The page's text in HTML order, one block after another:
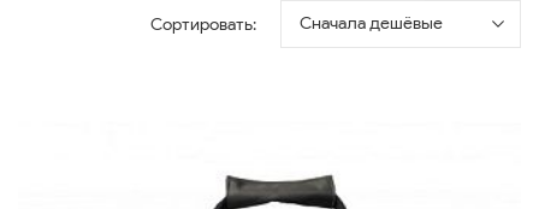
Сортировать: Сначала дешёвые